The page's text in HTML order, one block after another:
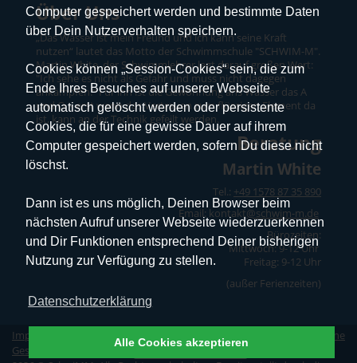
Computer gespeichert werden und bestimmte Daten
über Dein Nutzerverhalten speichern.
Cookies können „Session-Cookies“ sein, die zum
Ende Ihres Besuches auf unserer Webseite
automatisch gelöscht werden oder persistente
Cookies, die für eine gewisse Dauer auf ihrem
Computer gespeichert werden, sofern Du diese nicht
löschst.
Dann ist es uns möglich, Deinen Browser beim
nächsten Aufruf unserer Webseite wiederzuerkennen
und Dir Funktionen entsprechend Deiner bisherigen
Nutzung zur Verfügung zu stellen.
Datenschutzerklärung
Alle Cookies akzeptieren
Über Uns
„Das Wasser ist mein Freund und ich kann seine Kraft
nutzen“ lautet das Motto der Schwimmschule "SCHWIM-M".
Martin White, der Schwimmlehrer legt darauf großen Wert:
"Ich sehe es nicht als Gefahr und muss nicht dagegen
ankämpfen.“ Für ihn ist die Gewöhnung ans Wasser das A
und O – erst wenn das Vertrauen zum flüssigen Element da
ist, kann an der Technik gefeilt werden.
Beratung
Martin White
Tel.: +49 1578 87 35 890
Email: kontakt@schwim-m.de
Bürozeiten:
Mittwoch: 9-12 Uhr
Freitag: 9-12 Uhr
(außer Ferienzeiten)
Impressum Datenschutz | Erklärung zur Barrierefreiheit
Allgemeine
Geschäftsbedingungen|
Vertrag widerrufen